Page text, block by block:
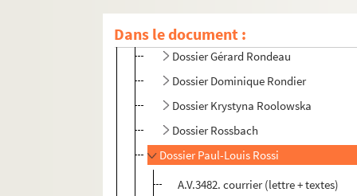
Dans le document :
Dossier Jean Rondand
Dossier Gérard Rondeau
Dossier Dominique Rondier
Dossier Krystyna Roolowska
Dossier Rossbach
Dossier Paul-Louis Rossi
A.V.3482. courrier (lettre + textes)